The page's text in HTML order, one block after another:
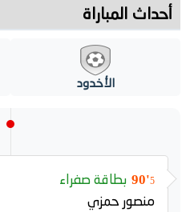
أحداث المباراة
الأخدود
90'5
بطاقة صفراء
منصور حمزي